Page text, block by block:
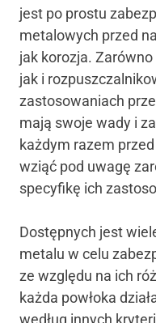
jest po prostu
metalowych przed
jak korozja.
jak i
zastosowaniach
mają swoje wady i
każdym razem
wziąć pod uwagę
specyfikę ich
Dostępnych jest
metalu w celu
ze względu na ich
każda powłoka
według innych